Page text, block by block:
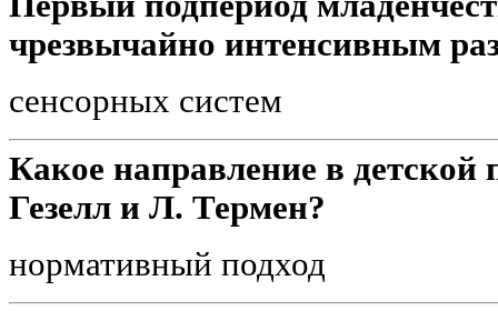
чрезвычайно интенсивным
сенсорных систем
Какое направление в детской
Гезелл и Л. Термен?
нормативный подход